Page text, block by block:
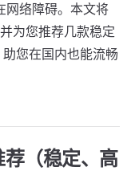
网络障碍。本文将
为您推荐几款稳定
您在国内也能流畅
（稳定、高